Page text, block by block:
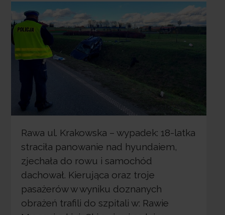
Rawa ul. Krakowska – wypadek: 18-latka
straciła panowanie nad hyundaiem,
zjechała do rowu i samochód
dachował. Kierująca oraz troje
pasażerów w wyniku doznanych
obrażeń trafili do szpitali w: Rawie